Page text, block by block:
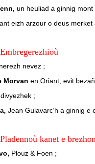
un heuliad a ginnig mont
eizh arzour o deus
Embregerezhioù
nevez ;
Morvan en Oriant, evit
;
Jean Guiavarc’h a ginnig e
Pladennoù kanet e
Plouz & Foen ;